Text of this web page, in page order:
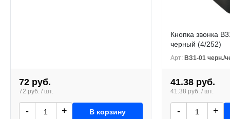
72 руб.
72 руб. / шт.
- + В корзину
Кнопка звонка
черный (4/252)
Арт: ВЗ1-01 черн./
41.38 руб.
41.38 руб. / шт.
- +